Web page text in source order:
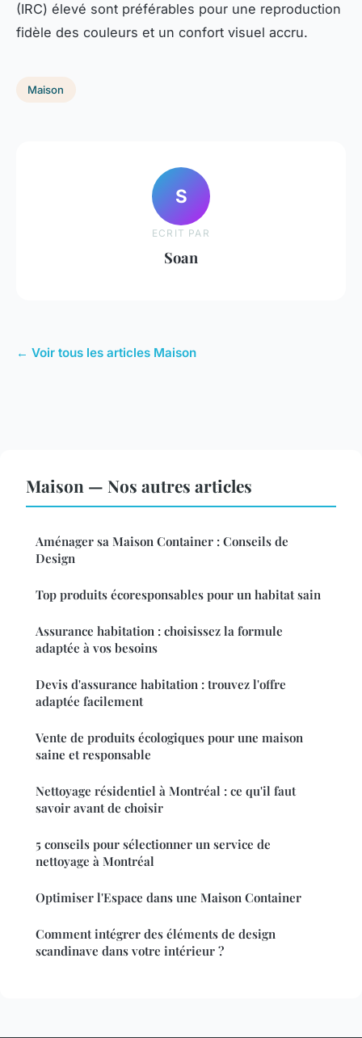
(IRC) élevé sont préférables pour une reproduction
fidèle des couleurs et un confort visuel accru.
Maison
S
ECRIT PAR
Soan
← Voir tous les articles Maison
Maison — Nos autres articles
Aménager sa Maison Container : Conseils de
Design
Top produits écoresponsables pour un habitat sain
Assurance habitation : choisissez la formule
adaptée à vos besoins
Devis d'assurance habitation : trouvez l'offre
adaptée facilement
Vente de produits écologiques pour une maison
saine et responsable
Nettoyage résidentiel à Montréal : ce qu'il faut
savoir avant de choisir
5 conseils pour sélectionner un service de
nettoyage à Montréal
Optimiser l'Espace dans une Maison Container
Comment intégrer des éléments de design
scandinave dans votre intérieur ?